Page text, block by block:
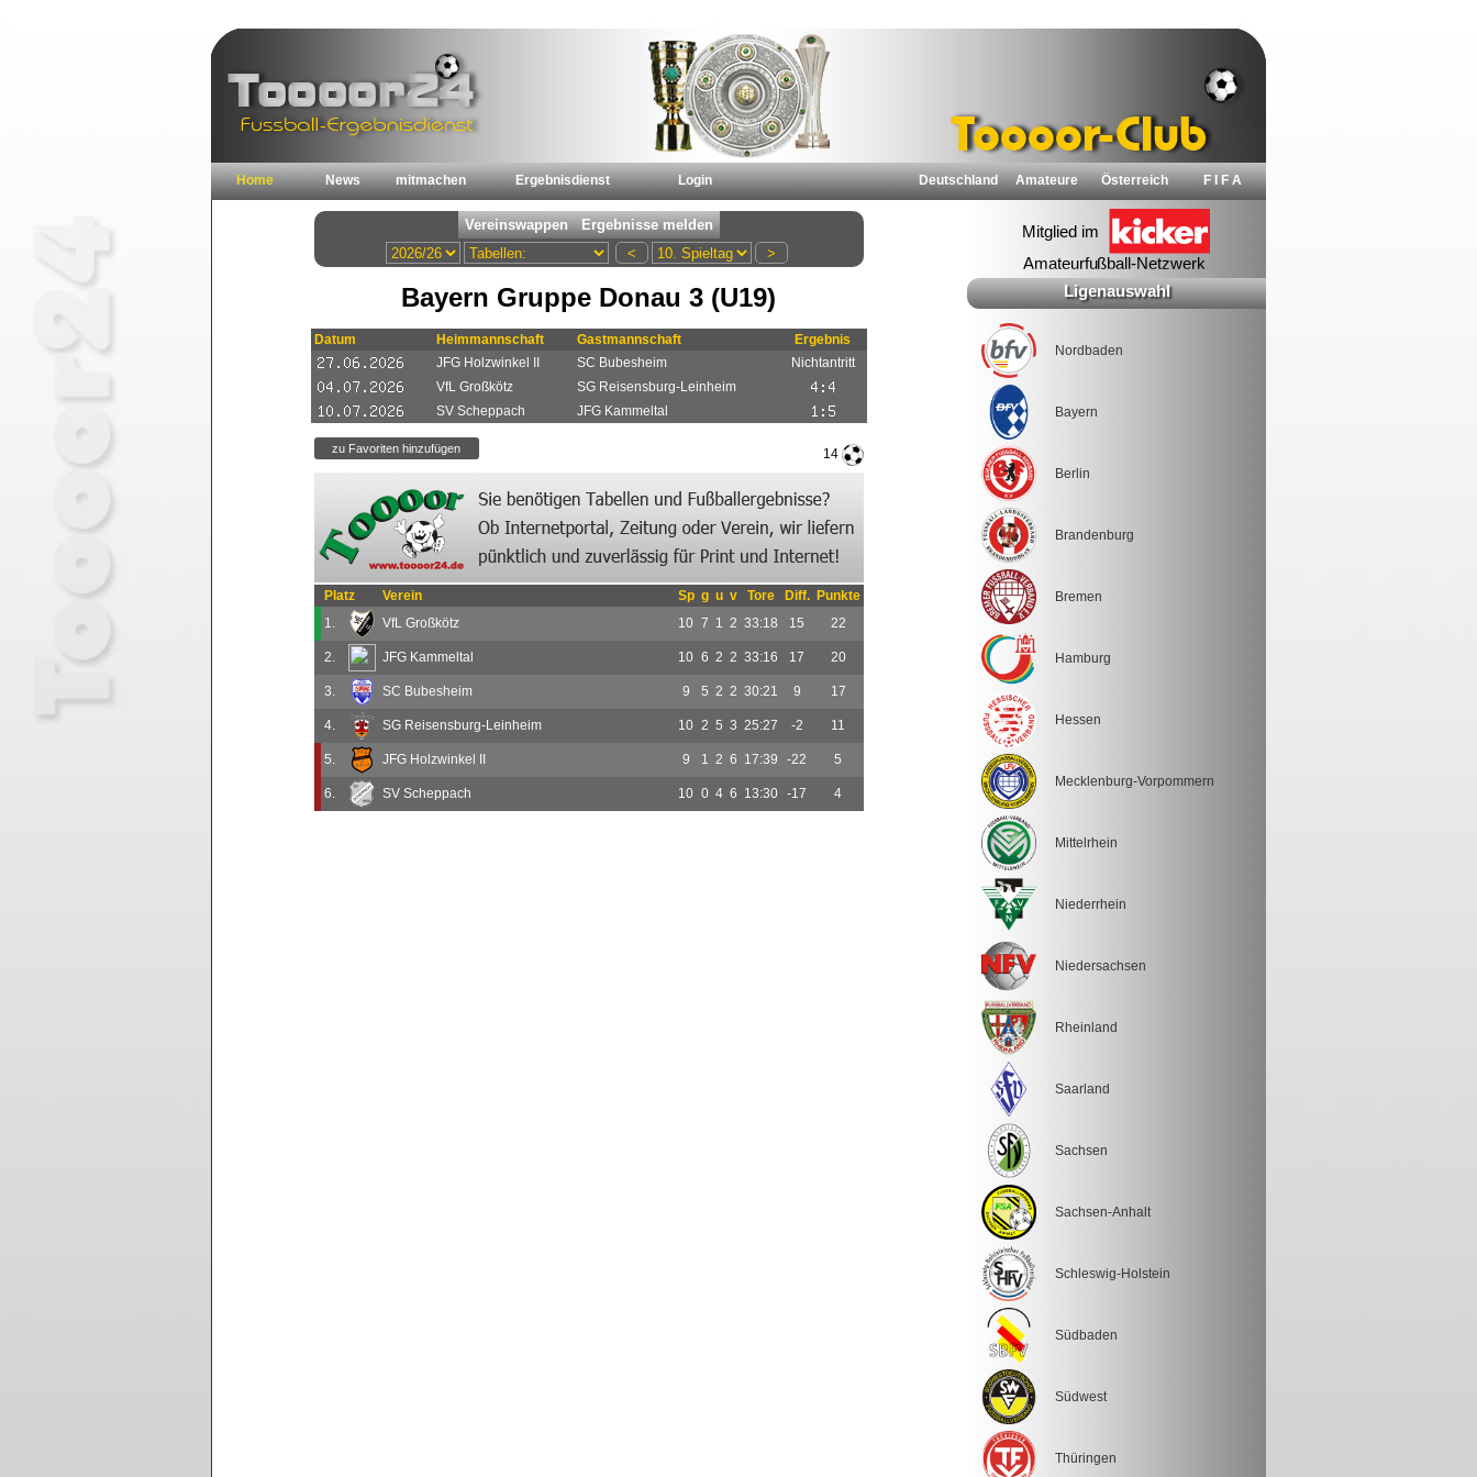
Home News mitmachen Ergebnisdienst Login Deutschland Amateure Österreich F I F A
Bayern Gruppe Donau 3 (U19)
Datum Heimmannschaft Gastmannschaft
Ergebnis
JFG Holzwinkel II
SC Bubesheim
Nichtantritt
VfL Großkötz
SG Reisensburg-Leinheim
SV Scheppach
JFG Kammeltal
14
Platz Verein Sp g u v Tore Diff.
Punkte
1.
VfL Großkötz 10 7 1 2 33:18 15 22
2. JFG Kammeltal 10 6 2 2 33:16 17 20
3. SC Bubesheim 9 5 2 2 30:21 9 17
4. SG Reisensburg-Leinheim 10 2 5 3 25:27 -2 11
5. JFG Holzwinkel II 9 1 2 6 17:39 -22 5
6. SV Scheppach 10 0 4 6 13:30 -17 4
Ligenauswahl
Nordbaden
Bayern
Berlin
Brandenburg
Bremen
Hamburg
Hessen
Mecklenburg-Vorpommern
Mittelrhein
Niederrhein
Niedersachsen
Rheinland
Saarland
Sachsen
Sachsen-Anhalt
Schleswig-Holstein
Südbaden
Südwest
Thüringen